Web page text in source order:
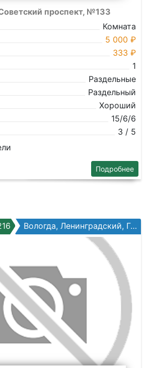
проспект, №133
Комната
5 000 ₽
333 ₽
1
Раздельные
Раздельный
Хороший
15/6/6
3 / 5
Подробнее
Вологда, Ленинградский, Гагарина ул, №37